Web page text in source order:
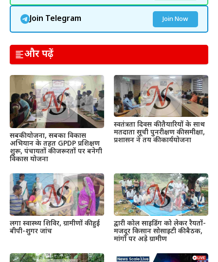
Join Telegram Join Now
और पढ़ें
सबकी योजना, सबका विकास
अभियान के तहत GPDP प्रशिक्षण
शुरू, पंचायतों की जरूरतों पर बनेगी
विकास योजना
स्वतंत्रता दिवस की तैयारियों के साथ
मतदाता सूची पुनरीक्षण की समीक्षा,
प्रशासन ने तय की कार्ययोजना
लगा स्वास्थ्य शिविर, ग्रामीणों की हुई
बीपी-शुगर जांच
द्वारी कोल साइडिंग को लेकर रैयतों-
मजदूर किसान सोसाइटी की बैठक,
मांगों पर अड़े ग्रामीण